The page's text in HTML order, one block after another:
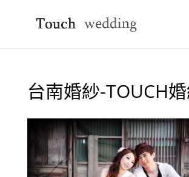
台南婚紗-TOUCH